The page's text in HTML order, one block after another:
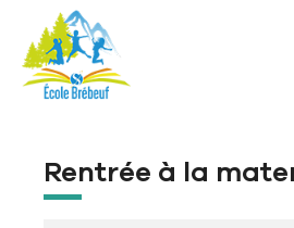
Aller à la navigation principale
Aller au contenu principal
Passer au pied de page
Rentrée à la